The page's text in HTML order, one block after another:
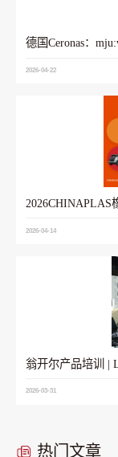
德国Ceronas：
2026-04-22
2026CHINAPLAS
2026-04-14
翁开尔产品培训 |
2026-03-31
热门文章